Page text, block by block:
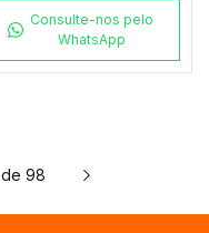
Consulte-nos pelo
WhatsApp
de 98